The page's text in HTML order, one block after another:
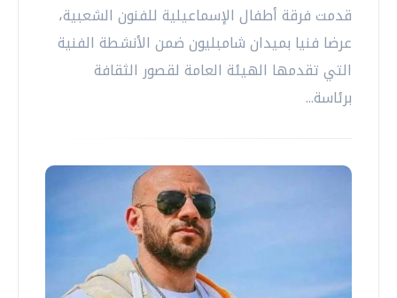
قدمت فرقة أطفال الإسماعيلية للفنون الشعبية،
عرضا فنيا بميدان شامبليون ضمن الأنشطة الفنية
التي تقدمها الهيئة العامة لقصور الثقافة
برئاسة...